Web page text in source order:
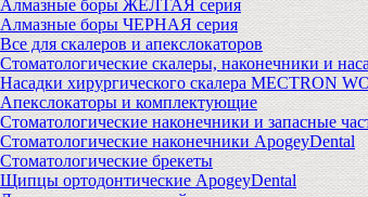
Алмазные боры ЖЕЛТАЯ серия
Алмазные боры ЧЕРНАЯ серия
Все для скалеров и апекслокаторов
Стоматологические скалеры, наконечники и
Насадки хирургического скалера MECTRON
Апекслокаторы и комплектующие
Стоматологические наконечники и запасные
Стоматологические наконечники ApogeyDental
Стоматологические брекеты
Щипцы ортодонтические ApogeyDental